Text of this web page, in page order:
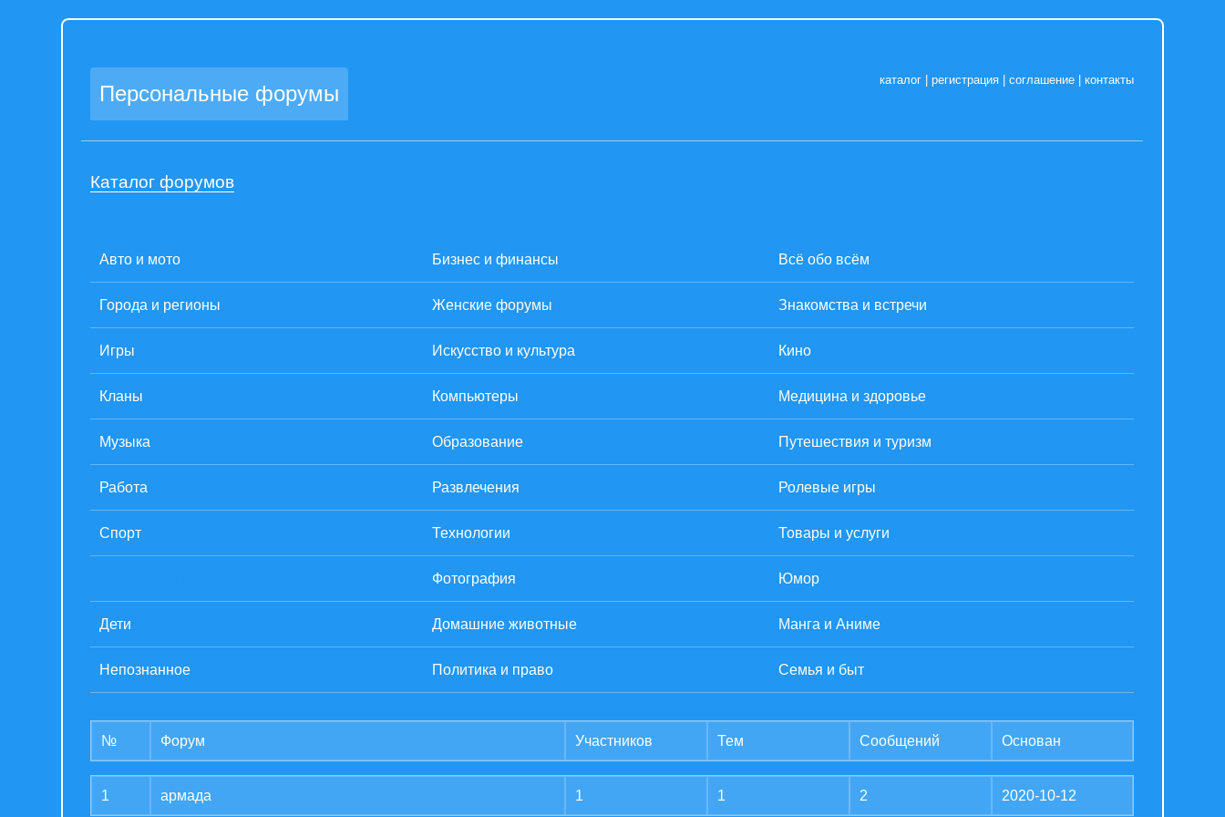
Персональные форумы
каталог |регистрация |соглашение |контакты
Каталог форумов
Авто и мото Бизнес и финансы Всё обо всём
Города и регионы Женские форумы Знакомства и встречи
Игры Искусство и культура Кино
Кланы Компьютеры Медицина и здоровье
Музыка Образование Путешествия и туризм
Работа Развлечения Ролевые игры
Спорт Технологии Товары и услуги
Фотография Юмор
Дети Домашние животные Манга и Аниме
Непознанное Политика и право Семья и быт
№ Форум Участников Тем Сообщений Основан
1 армада 1 1 2 2020-10-12